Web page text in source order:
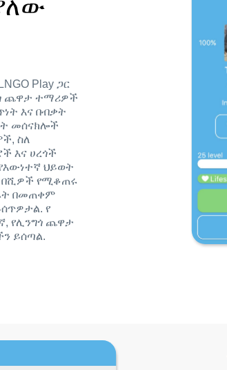
Play ጋር
ጨዋታ ተማሪዎች
እና በብቃት
መሰናክሎች
ስለ
እና ሀረጎች
ህይወት
በሺዎች የሚቆጠሩ
በመጠቀም
የ
የሊንግጎ ጨዋታ
ይሰጣል.